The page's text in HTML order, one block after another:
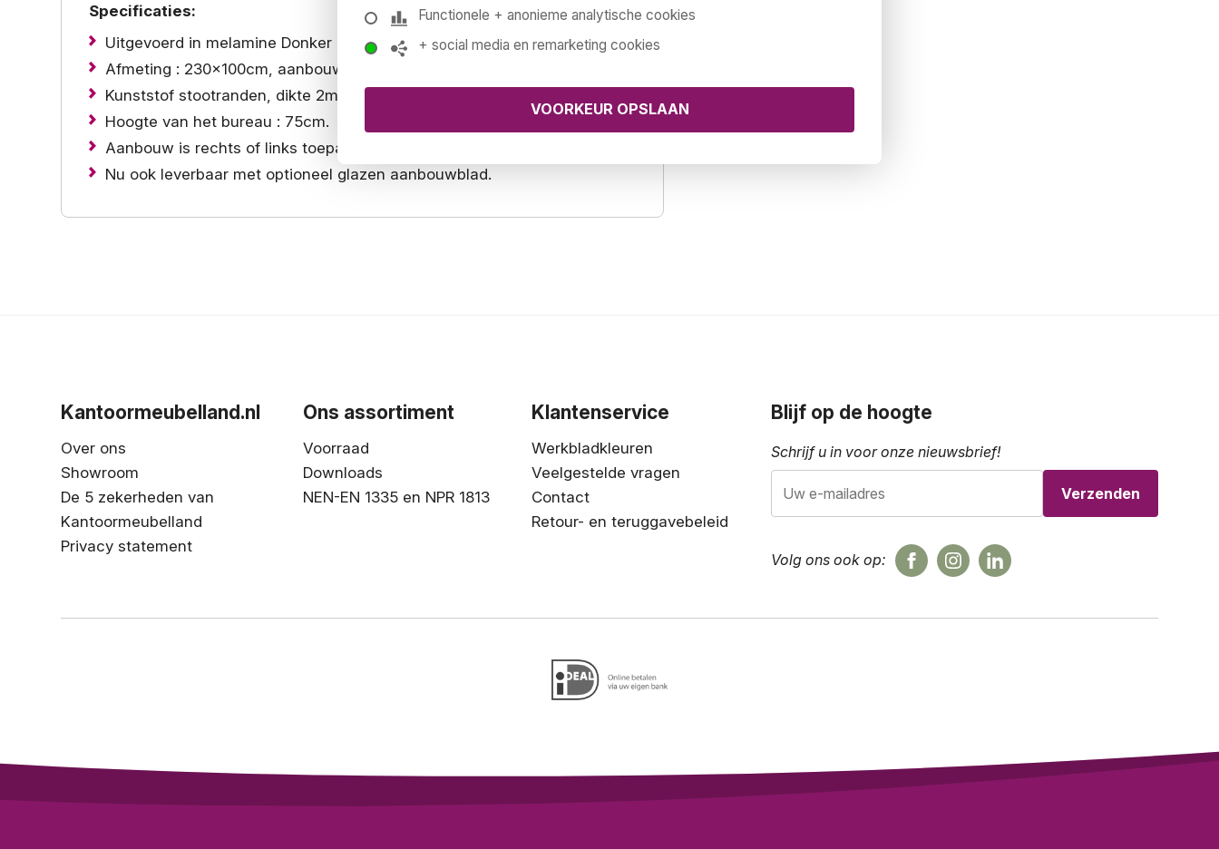
Specificaties:
Uitgevoerd in melamine Donker eiken.
Afmeting : 230x100cm, aanbouw 172x60cm.
Kunststof stootranden, dikte 2mm.
Hoogte van het bureau : 75cm.
Aanbouw is rechts of links toepasbaar.
Nu ook leverbaar met optioneel glazen aanbouwblad.
Kantoormeubelland.nl
Over ons
Showroom
De 5 zekerheden van
Kantoormeubelland
Privacy statement
Ons assortiment
Voorraad
Downloads
NEN-EN 1335 en NPR 1813
Klantenservice
Werkbladkleuren
Veelgestelde vragen
Contact
Retour- en teruggavebeleid
Blijf op de hoogte
Schrijf u in voor onze nieuwsbrief!
Volg ons ook op:
Functionele + anonieme analytische cookies
+ social media en remarketing cookies